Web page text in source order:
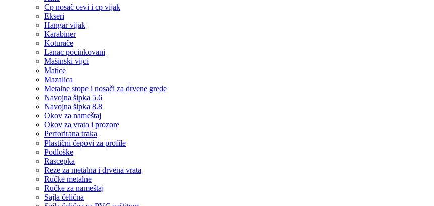
Cp nosač cevi i cp vijak
Ekseri
Hangar vijak
Karabiner
Koturače
Lanac pocinkovani
Mašinski vijci
Matice
Mazalica
Metalne stope i nosači za drvene grede
Navojna šipka 5.6
Navojna šipka 8.8
Okov za nameštaj
Okov za vrata i prozore
Perforirana traka
Plastični čepovi za profile
Podloške
Rascepka
Reze za metalna i drvena vrata
Ručke metalne
Ručke za nameštaj
Sajla čelična